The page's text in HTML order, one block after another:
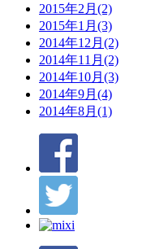
2015年2月(2)
2015年1月(3)
2014年12月(2)
2014年11月(2)
2014年10月(3)
2014年9月(4)
2014年8月(1)